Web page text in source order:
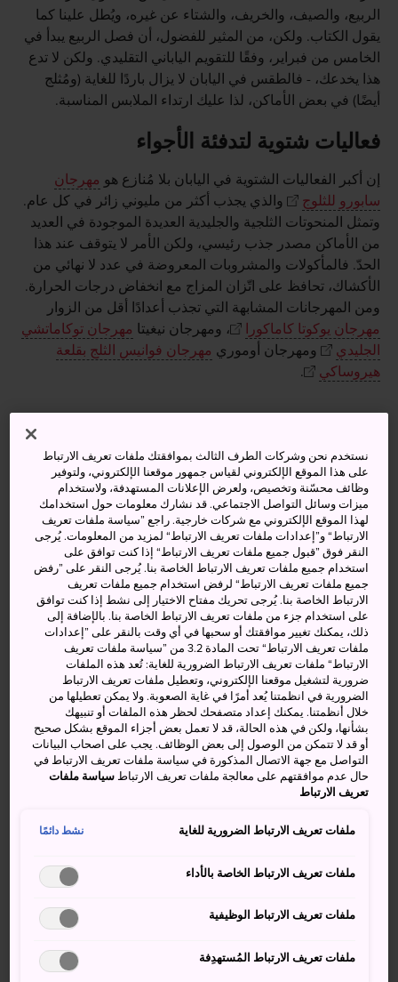
الربيع، والصيف، والخريف، والشتاء عن غيره، ويُطل علينا كما
يقول الكتاب. ولكن، من المثير للفضول، أن فصل الربيع يبدأ في
الخامس من فبراير، وفقًا للتقويم الياباني التقليدي. ولكن لا تدع
هذا يخدعك، - فالطقس في اليابان لا يزال باردًا للغاية (ومُثلج
أيضًا) في بعض الأماكن، لذا عليك ارتداء الملابس المناسبة.
فعاليات شتوية لتدفئة الأجواء
إن أكبر الفعاليات الشتوية في اليابان بلا مُنازع هو مهرجان
سابورو للثلوج
والذي يجذب أكثر من مليوني زائر في كل عام.
وتمثل المنحوتات الثلجية والجليدية العديدة الموجودة في العديد
من الأماكن مصدر جذب رئيسي، ولكن الأمر لا يتوقف عند هذا
الحدّ. فالمأكولات والمشروبات المعروضة في عدد لا نهائي من
الأكشاك، تحافظ على اتّزان المزاج مع انخفاض درجات الحرارة.
ومن المهرجانات المشابهة التي تجذب أعدادًا أقل من الزوار
مهرجان يوكوتا كاماكورا
، ومهرجان نيغيتا مهرجان توكاماتشي
الجليدي
ومهرجان أوموري مهرجان فوانيس الثلج بقلعة
هيروساكي
.
وهج الشموع الثلجية في مهرجان يوكوتا كاماكورا
لتحظى بتجربة مختلفة بكل المقاييس، قم بزيارة مهرجان معبد
سيداي جي إيو (مهرجان الرجال العراة) فيأوكاياما
،
حيث سترى أعدادًا كبيرة من الرجال يلفّون الإزارات حول
من أيدي بعضهم البعض لينعموا بالثروة، وهذا مثال جيد على أنك
ترى لكمات قوية، وأحداث درامية بأنفاس مقطوعة، وانقلاب
ما نسميه بالترفيه!
رياضة التزلّج العالمية
نستخدم نحن وشركات الطرف الثالث بموافقتك ملفات تعريف الارتباط
على هذا الموقع الإلكتروني لقياس جمهور موقعنا الإلكتروني، ولتوفير
وظائف محسّنة وتخصيص، ولعرض الإعلانات المستهدفة، ولاستخدام
ميزات وسائل التواصل الاجتماعي. قد نشارك معلومات حول استخدامك
لهذا الموقع الإلكتروني مع شركات خارجية. راجع ”سياسة ملفات تعريف
الارتباط“ و”إعدادات ملفات تعريف الارتباط“ لمزيد من المعلومات. يُرجى
النقر فوق ”قبول جميع ملفات تعريف الارتباط“ إذا كنت توافق على
استخدام جميع ملفات تعريف الارتباط الخاصة بنا. يُرجى النقر على ”رفض
جميع ملفات تعريف الارتباط“ لرفض استخدام جميع ملفات تعريف
الارتباط الخاصة بنا. يُرجى تحريك مفتاح الاختيار إلى نشط إذا كنت توافق
على استخدام جزء من ملفات تعريف الارتباط الخاصة بنا. بالإضافة إلى
ذلك، يمكنك تغيير موافقتك أو سحبها في أي وقت بالنقر على ”إعدادات
ملفات تعريف الارتباط“ تحت المادة 3.2 من ”سياسة ملفات تعريف
الارتباط“ ملفات تعريف الارتباط الضرورية للغاية: تُعد هذه الملفات
ضرورية لتشغيل موقعنا الإلكتروني، وتعطيل ملفات تعريف الارتباط
الضرورية في انظمتنا يُعد أمرًا في غاية الصعوبة. ولا يمكن تعطيلها من
خلال أنظمتنا. يمكنك إعداد متصفحك لحظر هذه الملفات أو تنبيهك
بشأنها، ولكن في هذه الحالة، قد لا تعمل بعض أجزاء الموقع بشكل صحيح
أو قد لا تتمكن من الوصول إلى بعض الوظائف. يجب على اصحاب البيانات
التواصل مع جهة الاتصال المذكورة في سياسة ملفات تعريف الارتباط في
حال عدم موافقتهم على معالجة ملفات تعريف الارتباطسياسة ملفات
تعريف الارتباط
ملفات تعريف الارتباط الضرورية للغاية نشط دائمًا
ملفات تعريف الارتباط الخاصة بالأداء
ملفات تعريف الارتباط الوظيفية
ملفات تعريف الارتباط المُستهدِفة